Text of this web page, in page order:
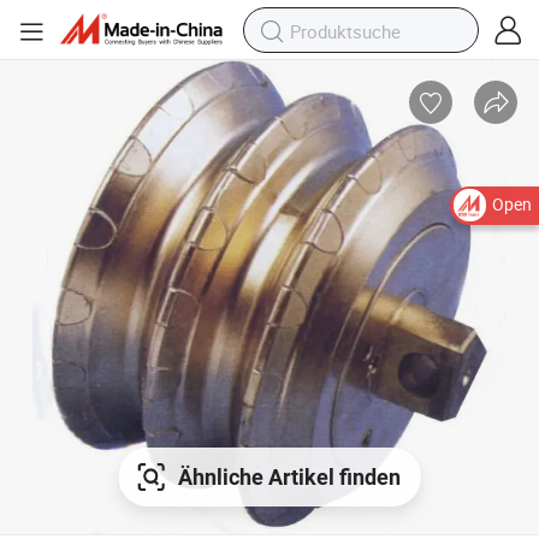
Open
Ähnliche Artikel finden